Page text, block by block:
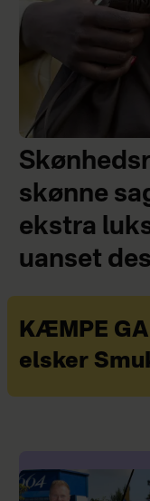
skønne
ekstra
uanset
KÆMPE
elsker